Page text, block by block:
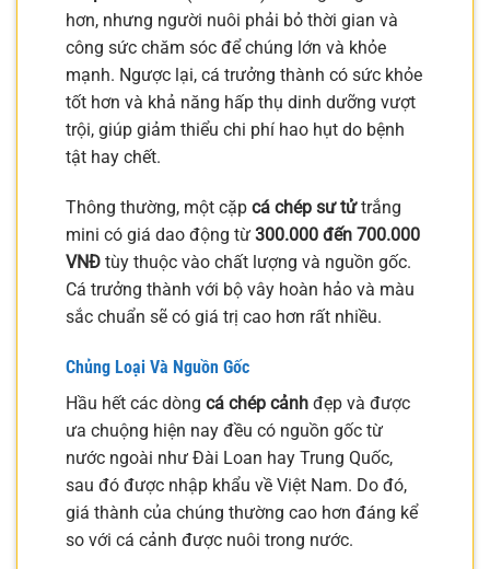
hơn, nhưng người nuôi phải bỏ thời gian và
công sức chăm sóc để chúng lớn và khỏe
mạnh. Ngược lại, cá trưởng thành có sức khỏe
tốt hơn và khả năng hấp thụ dinh dưỡng vượt
trội, giúp giảm thiểu chi phí hao hụt do bệnh
tật hay chết.
Thông thường, một cặp cá chép sư tửtrắng
mini có giá dao động từ 300.000 đến 700.000
VNĐ tùy thuộc vào chất lượng và nguồn gốc.
Cá trưởng thành với bộ vây hoàn hảo và màu
sắc chuẩn sẽ có giá trị cao hơn rất nhiều.
Chủng Loại Và Nguồn Gốc
Hầu hết các dòng cá chép cảnh đẹp và được
ưa chuộng hiện nay đều có nguồn gốc từ
nước ngoài như Đài Loan hay Trung Quốc,
sau đó được nhập khẩu về Việt Nam. Do đó,
giá thành của chúng thường cao hơn đáng kể
so với cá cảnh được nuôi trong nước.